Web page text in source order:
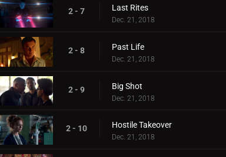
2 - 7 Last Rites
Dec. 21, 2018
2 - 8 Past Life
Dec. 21, 2018
2 - 9 Big Shot
Dec. 21, 2018
2 - 10 Hostile Takeover
Dec. 21, 2018